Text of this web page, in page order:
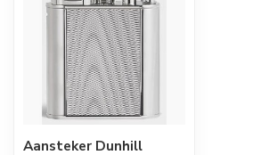
Aansteker Dunhill